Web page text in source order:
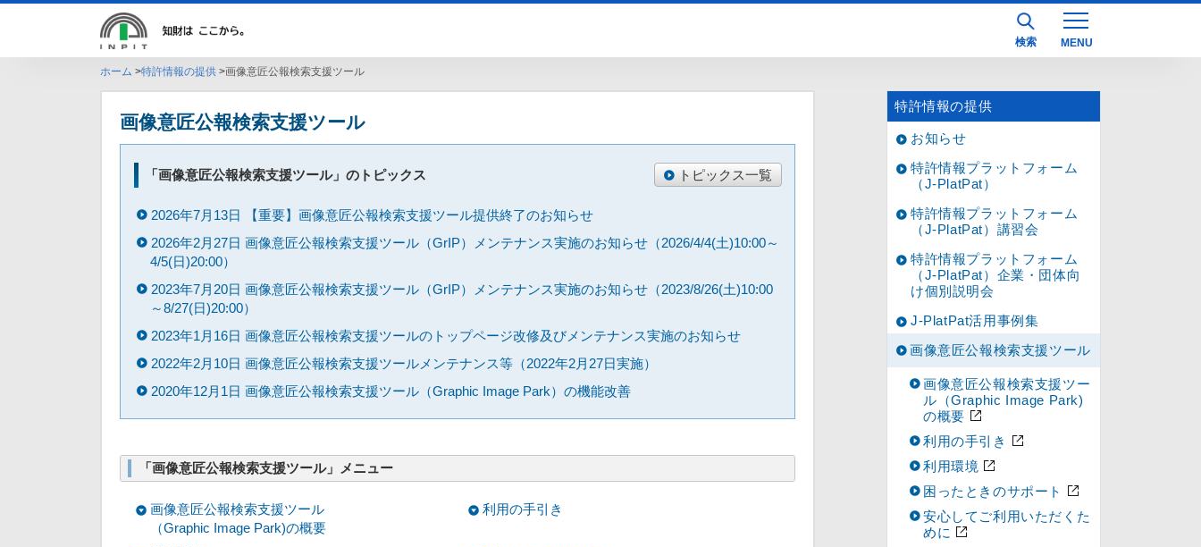
検索
ホーム 特許情報の提供 画像意匠公報検索支援ツール
画像意匠公報検索支援ツール
「画像意匠公報検索支援ツール」のトピックス トピックス一覧
2026年7月13日 【重要】画像意匠公報検索支援ツール提供終了のお知らせ
2026年2月27日 画像意匠公報検索支援ツール（GrIP）メンテナンス実施のお知らせ（2026/4/4(土)10:00～
4/5(日)20:00）
2023年7月20日 画像意匠公報検索支援ツール（GrIP）メンテナンス実施のお知らせ（2023/8/26(土)10:00
～8/27(日)20:00）
2023年1月16日 画像意匠公報検索支援ツールのトップページ改修及びメンテナンス実施のお知らせ
2022年2月10日 画像意匠公報検索支援ツールメンテナンス等（2022年2月27日実施）
2020年12月1日 画像意匠公報検索支援ツール（Graphic Image Park）の機能改善
「画像意匠公報検索支援ツール」メニュー
画像意匠公報検索支援ツール
（Graphic Image Park)の概要
利用の手引き
特許情報の提供
お知らせ
特許情報プラットフォーム
（J-PlatPat）
特許情報プラットフォーム
（J-PlatPat）講習会
特許情報プラットフォーム
（J-PlatPat）企業・団体向
け個別説明会
J-PlatPat活用事例集
画像意匠公報検索支援ツール
画像意匠公報検索支援ツー
ル（Graphic Image Park)
の概要
利用の手引き
利用環境
困ったときのサポート
安心してご利用いただくた
めに